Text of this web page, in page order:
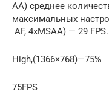
AA) среднее
максимальных
AF, 4xMSAA) — 29 FPS.
High,(1366×768)—75%
75FPS